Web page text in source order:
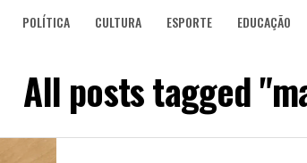
POLÍTICA CULTURA ESPORTE EDUCAÇÃO
All posts tagged